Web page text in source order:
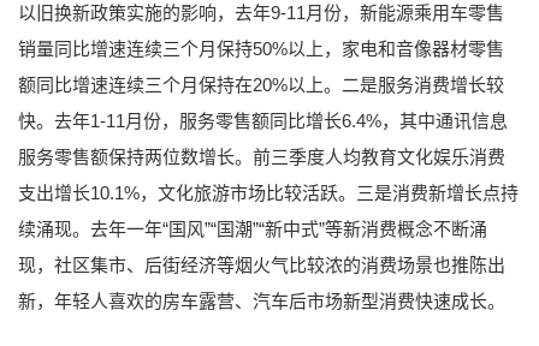
以旧换新政策实施的影响，去年9-11月份，新能源乘用车零售
销量同比增速连续三个月保持50%以上，家电和音像器材零售
额同比增速连续三个月保持在20%以上。二是服务消费增长较
快。去年1-11月份，服务零售额同比增长6.4%，其中通讯信息
服务零售额保持两位数增长。前三季度人均教育文化娱乐消费
支出增长10.1%，文化旅游市场比较活跃。三是消费新增长点持
续涌现。去年一年“国风”“国潮”“新中式”等新消费概念不断涌
现，社区集市、后街经济等烟火气比较浓的消费场景也推陈出
新，年轻人喜欢的房车露营、汽车后市场新型消费快速成长。